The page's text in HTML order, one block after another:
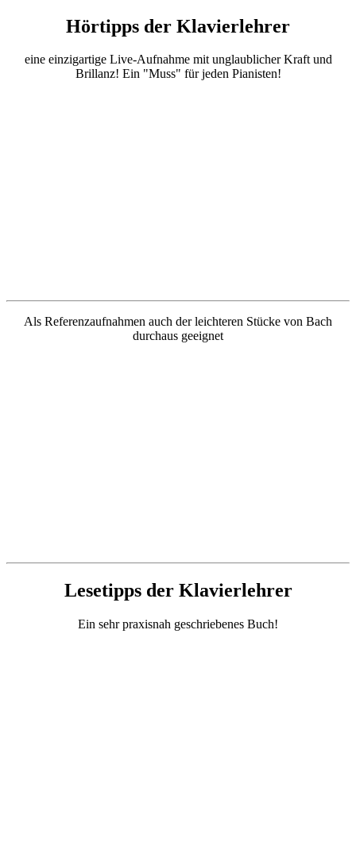
Hörtipps der Klavierlehrer
eine einzigartige Live-Aufnahme mit unglaublicher Kraft und
Brillanz! Ein "Muss" für jeden Pianisten!
Als Referenzaufnahmen auch der leichteren Stücke von Bach
durchaus geeignet
Lesetipps der Klavierlehrer
Ein sehr praxisnah geschriebenes Buch!